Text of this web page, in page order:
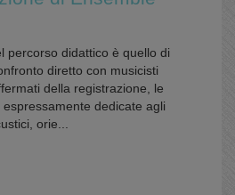
percorso didattico è quello di
diretto con musicisti
della registrazione, le
dedicate agli
orie...